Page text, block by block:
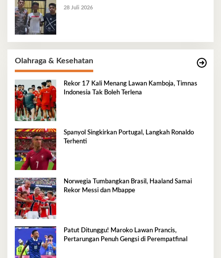
28 Juli 2026
Olahraga & Kesehatan
Rekor 17 Kali Menang Lawan Kamboja, Timnas
Indonesia Tak Boleh Terlena
Spanyol Singkirkan Portugal, Langkah Ronaldo
Terhenti
Norwegia Tumbangkan Brasil, Haaland Samai
Rekor Messi dan Mbappe
Patut Ditunggu! Maroko Lawan Prancis,
Pertarungan Penuh Gengsi di Perempatfinal